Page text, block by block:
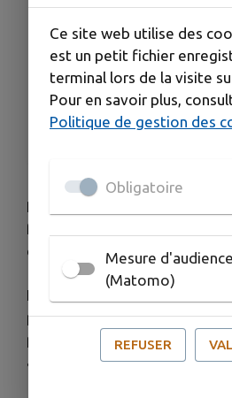
Voir plus (16 de plus)
HORAIRES
Du 01/01 au 31/12, tous les
12h.
TARIFS
Accès libre.
Poissonnier, producteur
fromager et rôtisseur vous
du Foyer des associations.
Légumes, fruits, fromages,
poissons... vous seront
producteurs de la région sur
associations.
Ce site web utilise des
est un petit fichier
terminal lors de la visite
Pour en savoir plus,
Politique de gestion des
Obligatoire
Mesure d'audience
(Matomo)
REFUSER